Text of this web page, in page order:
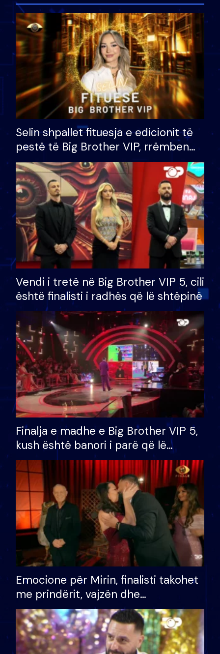
Selin shpallet fituesja e edicionit të
pestë të Big Brother VIP, rrëmben
çmimin e madh prej 100 mijë eurosh
Vendi i tretë në Big Brother VIP 5, cili
është finalisti i radhës që lë shtëpinë
Finalja e madhe e Big Brother VIP 5,
kush është banori i parë që lë
shtëpinë dhe humb mundësinë për
të fituar çmimin e madh
Emocione për Mirin, finalisti takohet
me prindërit, vajzën dhe
bashkëshorten: S’kemi ndonjë letër
divorci apo jo?